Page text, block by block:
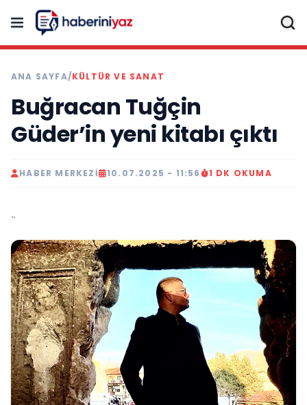
ANA SAYFA/KÜLTÜR VE SANAT
Buğracan Tuğçin
Güder’in yeni kitabı çıktı
HABER MERKEZI 10.07.2025 - 11:56 1 DK OKUMA
..